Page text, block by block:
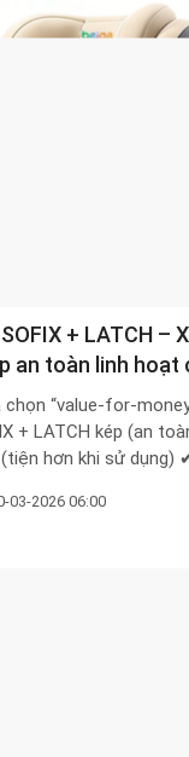
+ LATCH –
an toàn linh hoạt
“value-for-
+ LATCH kép (an
hơn khi sử dụng) ✔
giá) Phù hợp với gia
sách vừa phải với
03-2026 06:00